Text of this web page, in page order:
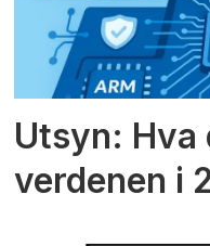
Utsyn: Hva
verdenen i